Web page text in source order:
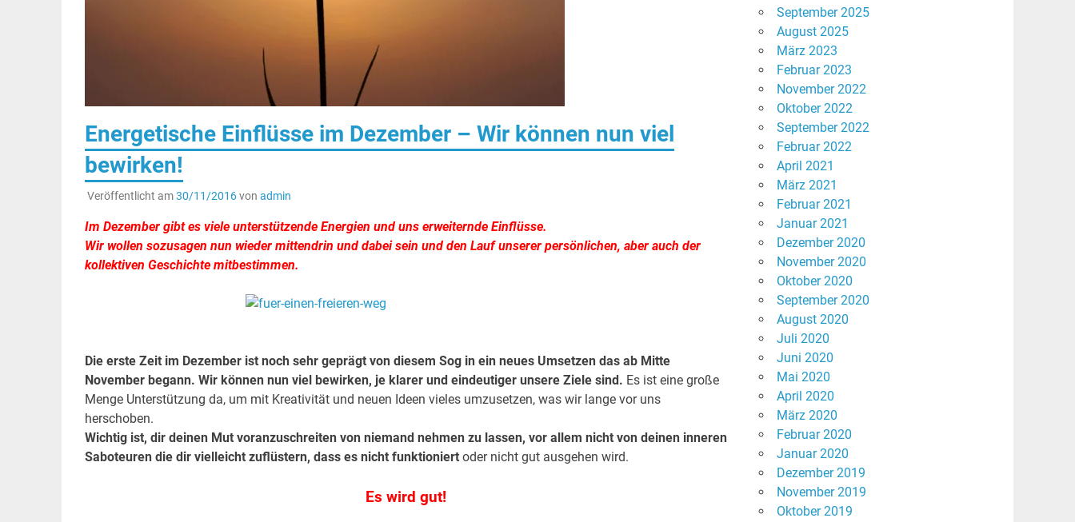
Energetische Einflüsse im Dezember – Wir können nun viel
bewirken!
Veröffentlicht am30/11/2016von admin
Im Dezember gibt es viele unterstützende Energien und uns erweiternde Einflüsse.
Wir wollen sozusagen nun wieder mittendrin und dabei sein und den Lauf unserer persönlichen, aber auch der
kollektiven Geschichte mitbestimmen.
Die erste Zeit im Dezember ist noch sehr geprägt von diesem Sog in ein neues Umsetzen das ab Mitte
November begann. Wir können nun viel bewirken, je klarer und eindeutiger unsere Ziele sind. Es ist eine große
Menge Unterstützung da, um mit Kreativität und neuen Ideen vieles umzusetzen, was wir lange vor uns
herschoben.
Wichtig ist, dir deinen Mut voranzuschreiten von niemand nehmen zu lassen, vor allem nicht von deinen inneren
Saboteuren die dir vielleicht zuflüstern, dass es nicht funktioniertoder nicht gut ausgehen wird.
Es wird gut!
September 2025
August 2025
März 2023
Februar 2023
November 2022
Oktober 2022
September 2022
Februar 2022
April 2021
März 2021
Februar 2021
Januar 2021
Dezember 2020
November 2020
Oktober 2020
September 2020
August 2020
Juli 2020
Juni 2020
Mai 2020
April 2020
März 2020
Februar 2020
Januar 2020
Dezember 2019
November 2019
Oktober 2019